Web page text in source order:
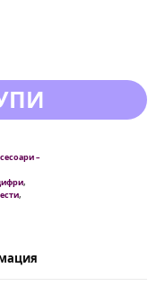
–
,
,